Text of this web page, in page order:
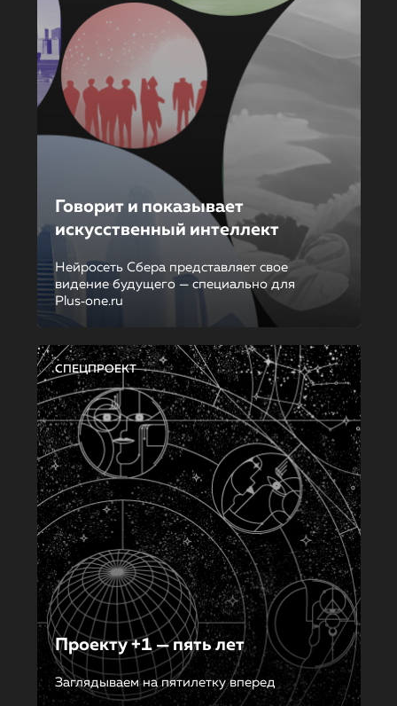
Говорит и показывает
искусственный интеллект
Нейросеть Сбера представляет свое
видение будущего — специально для
Plus‑one.ru
СПЕЦПРОЕКТ
Проекту +1 — пять лет
Заглядываем на пятилетку вперед